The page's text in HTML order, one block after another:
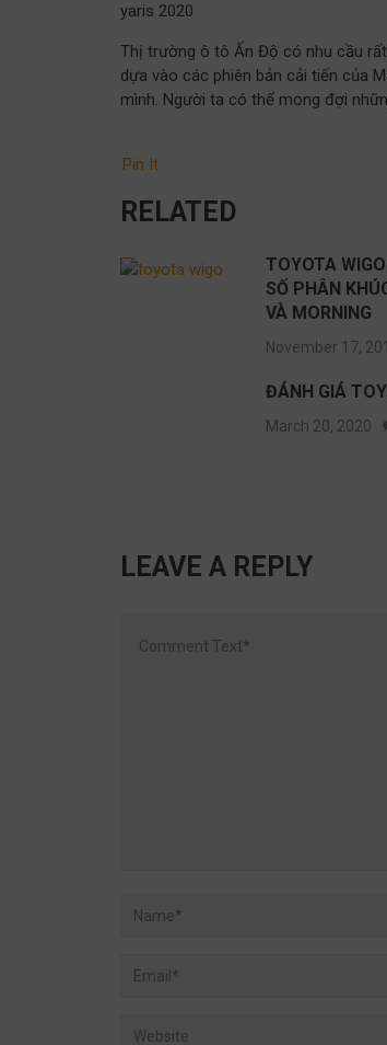
yaris 2020
Thị trường ô tô Ấn Độ có nhu cầu
dựa vào các phiên bản cải tiến của
mình. Người ta có thể mong đợi
Pin It
RELATED
TOYOTA
SỐ PHÂN
VÀ MORNING
November 17,
ĐÁNH GIÁ
March 20, 2020
LEAVE A REPLY